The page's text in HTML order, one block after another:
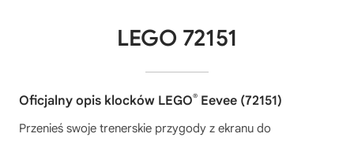
LEGO 72151
Oficjalny opis klocków LEGO® Eevee (72151)
Przenieś swoje trenerskie przygody z ekranu do